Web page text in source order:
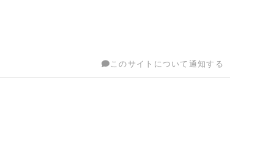
このサイトについて通知する